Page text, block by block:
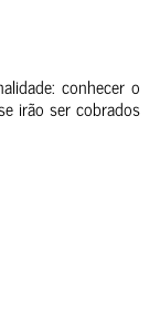
conhecer o
irão ser cobrados